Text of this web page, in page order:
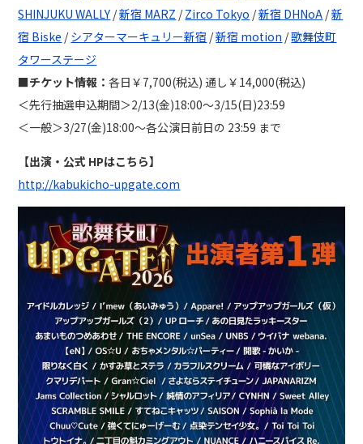
SHINJUKU WALLY /新宿 MARZ /Zirco Tokyo /新宿 DHNoA /新
宿 Biske /シアターマーキュリー新宿 /新宿 motion /歌舞伎町
タワーステージ
■チケット情報：各日￥7,700(税込) 通し￥14,000(税込)
＜先行抽選申込期間＞2/13(金)18:00〜3/15(日)23:59
＜一般＞3/27(金)18:00〜各公演日前日の 23:59 まで
【出演・公式 HPはこちら】
http://kabukicho-upgate.com